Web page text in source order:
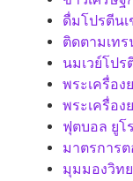
ดื่มโปรตีน
ติดตามเท
นมเวย์โปร
พระเครื่อง
พระเครื่อ
ฟุตบอล ยูโ
มาตรการ
มุมมองวิท